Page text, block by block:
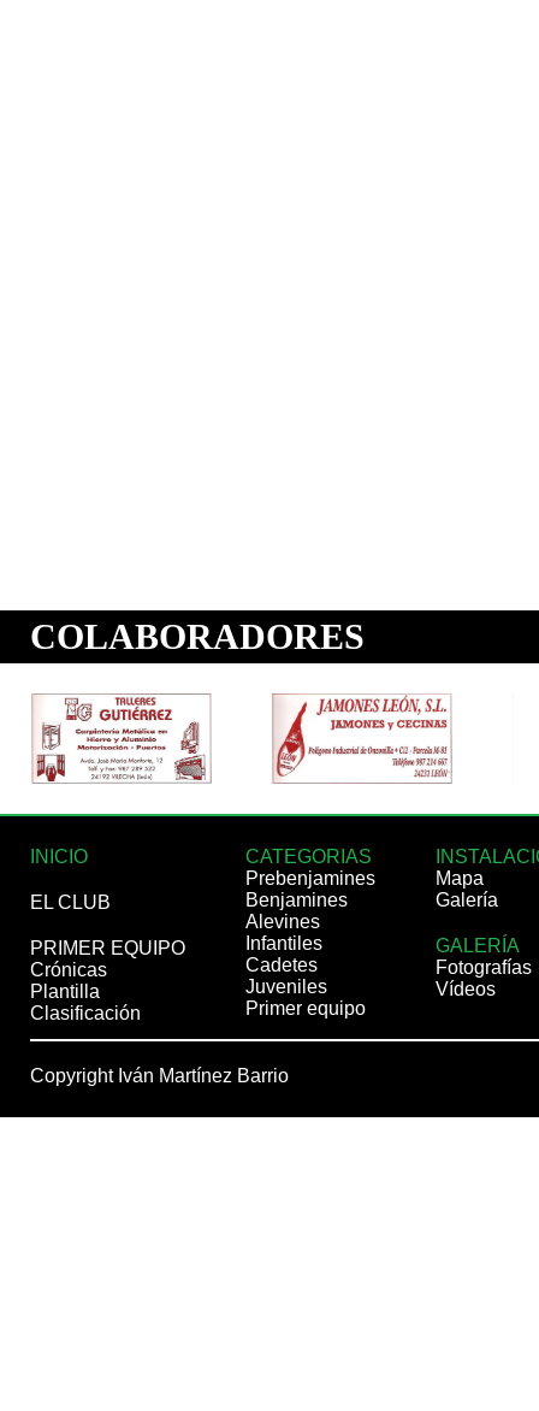
INICIO
EL CLUB
PRIMER EQUIPO
Crónicas
Plantilla
Clasificación
CATEGORIAS
Prebenjamines
Benjamines
Alevines
Infantiles
Cadetes
Juveniles
Primer equipo
Mapa
Galería
GALERÍA
Fotografías
Vídeos
Copyright Iván Martínez Barrio